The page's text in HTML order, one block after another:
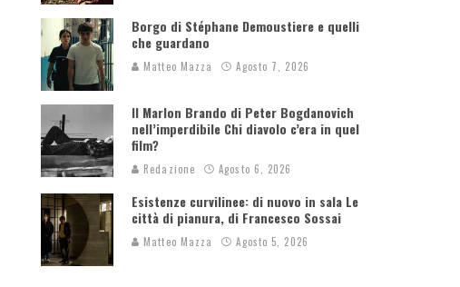
Borgo di Stéphane Demoustiere e quelli
che guardano
Matteo Mazza Agosto 7, 2026
Il Marlon Brando di Peter Bogdanovich
nell’imperdibile Chi diavolo c’era in quel
film?
Redazione Agosto 6, 2026
Esistenze curvilinee: di nuovo in sala Le
città di pianura, di Francesco Sossai
Matteo Mazza Agosto 5, 2026